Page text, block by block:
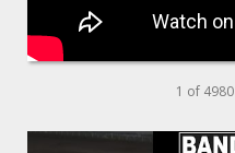
1 of 4980